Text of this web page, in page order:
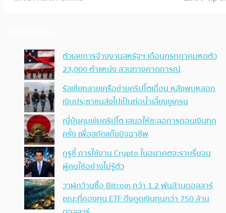
ตัวเลขการจ้างงานสหรัฐฯ เดือนกรกฎาคมหดตัว
23,000 ตำแหน่ง สวนทางคาดการณ์
รัสเซียทลายเครือข่ายคริปโตเถื่อน หลังพบหลอก
เงินประชาชนส่งไปเป็นท่อน้ำเลี้ยงยูเครน
ญี่ปุ่นคุมเข้มคริปโต เสนอให้ชะลอการถอนเงินทุก
ครั้ง เพื่อสกัดแก๊งมิจฉาชีพ
กูรูชี้ การใช้งาน Crypto ในอนาคตจะราบรื่นจน
ผู้คนใช้อย่างไม่รู้ตัว
วาฬกว้านซื้อ Bitcoin กว่า 1.2 พันล้านดอลลาร์
ขณะที่กองทุน ETF ดึงดูดเงินทุนกว่า 750 ล้าน